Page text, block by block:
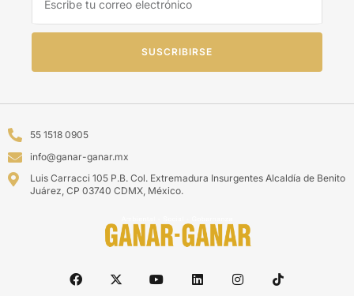
SUSCRIBIRSE
55 1518 0905
info@ganar-ganar.mx
Luis Carracci 105 P.B. Col. Extremadura Insurgentes Alcaldía de Benito
Juárez, CP 03740 CDMX, México.